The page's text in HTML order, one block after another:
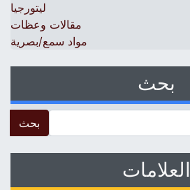
ليتورجيا
مقالات وعظات
مواد سمع/بصرية
بحث
العلامات